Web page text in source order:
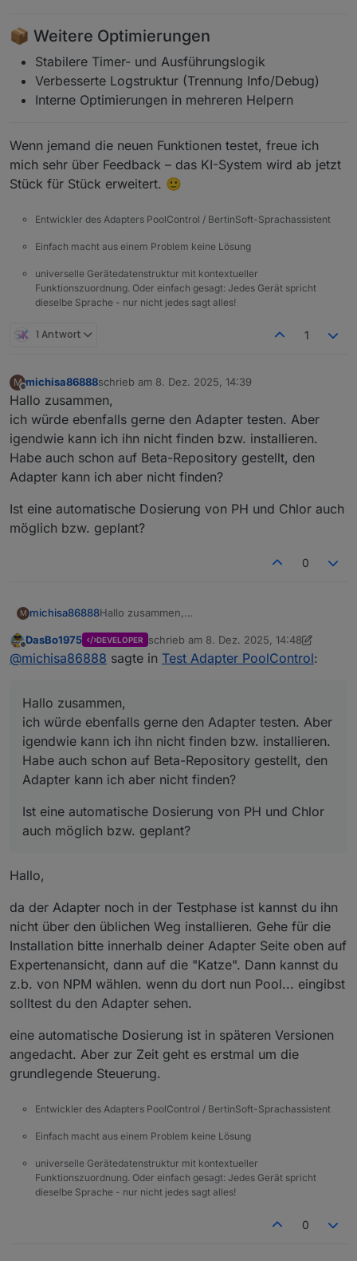
📦 Weitere Optimierungen
Stabilere Timer- und Ausführungslogik
Verbesserte Logstruktur (Trennung Info/Debug)
Interne Optimierungen in mehreren Helpern
Wenn jemand die neuen Funktionen testet, freue ich
mich sehr über Feedback – das KI-System wird ab jetzt
Stück für Stück erweitert. 🙂
Entwickler des Adapters PoolControl / BertinSoft-Sprachassistent
Einfach macht aus einem Problem keine Lösung
universelle Gerätedatenstruktur mit kontextueller
Funktionszuordnung. Oder einfach gesagt: Jedes Gerät spricht
dieselbe Sprache - nur nicht jedes sagt alles!
1 Antwort 1
M
Offline
michisa86888schrieb am 8. Dez. 2025, 14:39
zuletzt editiert von
Hallo zusammen,
ich würde ebenfalls gerne den Adapter testen. Aber
igendwie kann ich ihn nicht finden bzw. installieren.
Habe auch schon auf Beta-Repository gestellt, den
Adapter kann ich aber nicht finden?
Ist eine automatische Dosierung von PH und Chlor auch
möglich bzw. geplant?
0
M michisa86888Hallo zusammen,
Aber igendwie kann ich ihn nicht finden bzw.
installieren. Habe auch schon auf Beta-
Ist eine automatische Dosierung von PH und
Chlor auch möglich bzw. geplant?
Offline
DasBo1975 DEVELOPER schrieb am 8. Dez. 2025, 14:48
zuletzt editiert von DasBo197512. Aug.
@michisa86888 sagte in Test Adapter PoolControl:
Hallo zusammen,
ich würde ebenfalls gerne den Adapter testen. Aber
igendwie kann ich ihn nicht finden bzw. installieren.
Habe auch schon auf Beta-Repository gestellt, den
Adapter kann ich aber nicht finden?
Ist eine automatische Dosierung von PH und Chlor
auch möglich bzw. geplant?
Hallo,
da der Adapter noch in der Testphase ist kannst du ihn
nicht über den üblichen Weg installieren. Gehe für die
Installation bitte innerhalb deiner Adapter Seite oben auf
Expertenansicht, dann auf die "Katze". Dann kannst du
z.b. von NPM wählen. wenn du dort nun Pool... eingibst
solltest du den Adapter sehen.
eine automatische Dosierung ist in späteren Versionen
angedacht. Aber zur Zeit geht es erstmal um die
grundlegende Steuerung.
Entwickler des Adapters PoolControl / BertinSoft-Sprachassistent
Einfach macht aus einem Problem keine Lösung
universelle Gerätedatenstruktur mit kontextueller
Funktionszuordnung. Oder einfach gesagt: Jedes Gerät spricht
dieselbe Sprache - nur nicht jedes sagt alles!
0